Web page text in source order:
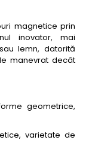
magnetice prin
inovator, mai
lemn, datorită
manevrat decât
geometrice,
varietate de